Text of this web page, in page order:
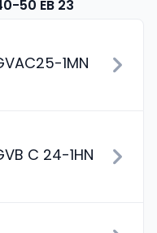
50 EB 23
1MN
C 24-1HN